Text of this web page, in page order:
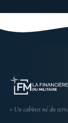
« Un cabinet né du